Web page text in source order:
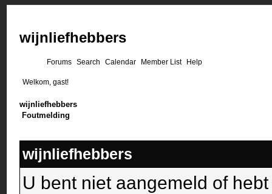
wijnliefhebbers
Forums Search Calendar Member List Help
Welkom, gast!
wijnliefhebbers
Foutmelding
wijnliefhebbers
U bent niet aangemeld of